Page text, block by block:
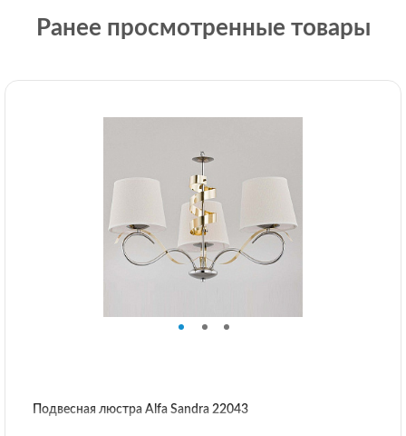
Ранее просмотренные товары
Подвесная люстра Alfa Sandra 22043